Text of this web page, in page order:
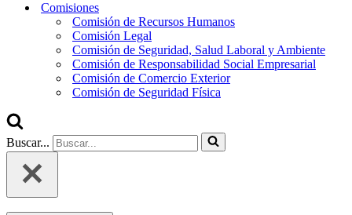
Comisiones
Comisión de Recursos Humanos
Comisión Legal
Comisión de Seguridad, Salud Laboral y Ambiente
Comisión de Responsabilidad Social Empresarial
Comisión de Comercio Exterior
Comisión de Seguridad Física
Buscar...